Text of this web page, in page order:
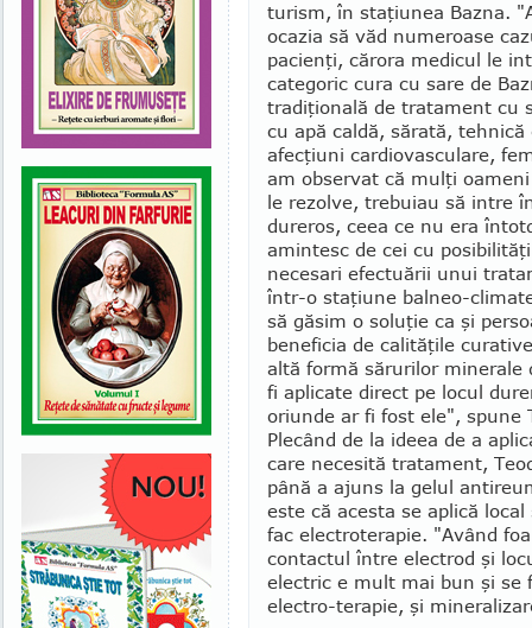
turism, în staţiunea Bazna.
ocazia să văd nu­meroase
pacienţi, cărora medicul le
categoric cura cu sare de
tradiţională de tratament cu
cu apă caldă, sărată,
afecţiuni car­dio­vasculare,
am observat că mulţi
le rezolve, trebuiau să intre
dureros, ceea ce nu era
amintesc de cei cu
necesari efectuării unui
într-o staţiune bal­neo-
să găsim o soluţie ca şi
beneficia de calităţile
altă formă săru­rilor minerale
fi aplicate direct pe locul
oriunde ar fi fost ele", spune
Plecând de la ideea de a
care necesită tratament,
până a ajuns la ge­lul
este că acesta se aplică
fac electroterapie. "Având
contactul între elec­trod şi
electric e mult mai bun şi se
electro-terapie, şi